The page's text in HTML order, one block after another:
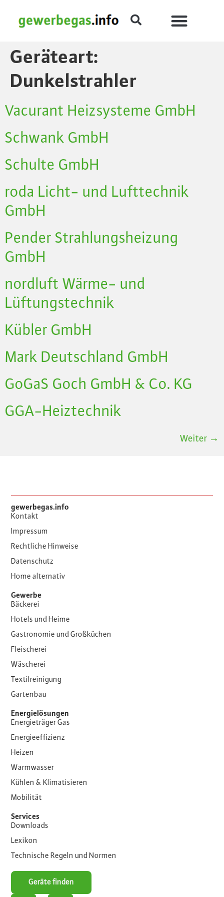
Geräteart:
Dunkelstrahler
Vacurant Heizsysteme GmbH
Schwank GmbH
Schulte GmbH
roda Licht- und Lufttechnik
GmbH
Pender Strahlungsheizung
GmbH
nordluft Wärme- und
Lüftungstechnik
Kübler GmbH
Mark Deutschland GmbH
GoGaS Goch GmbH & Co. KG
GGA-Heiztechnik
Weiter →
gewerbegas.info
Kontakt
Impressum
Rechtliche Hinweise
Datenschutz
Home alternativ
Gewerbe
Bäckerei
Hotels und Heime
Gastronomie und Großküchen
Fleischerei
Wäscherei
Textilreinigung
Gartenbau
Energielösungen
Energieträger Gas
Energieeffizienz
Heizen
Warmwasser
Kühlen & Klimatisieren
Mobilität
Services
Downloads
Lexikon
Technische Regeln und Normen
Geräte finden